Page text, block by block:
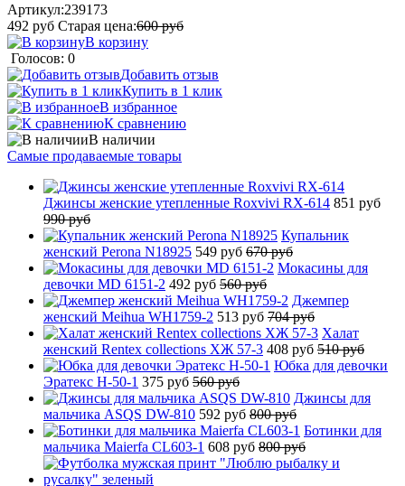
Артикул:239173
492 руб Старая цена:600руб
В корзину
Голосов: 0
Добавить отзыв
Купить в 1 клик
В избранное
К сравнению
В наличии
Самые продаваемые товары
Джинсы женские утепленные Roxvivi RX-614 851 руб
990 руб
Купальник
женский Perona N18925 549 руб 670 руб
Мокасины для
девочки MD 6151-2 492 руб 560 руб
Джемпер
женский Meihua WH1759-2 513 руб 704 руб
Халат
женский Rentex collections ХЖ 57-3 408 руб 510 руб
Юбка для девочки
Эратекс H-50-1 375 руб 560 руб
Джинсы для
мальчика ASQS DW-810 592 руб 800 руб
Ботинки для
мальчика Maierfa CL603-1 608 руб 800 руб